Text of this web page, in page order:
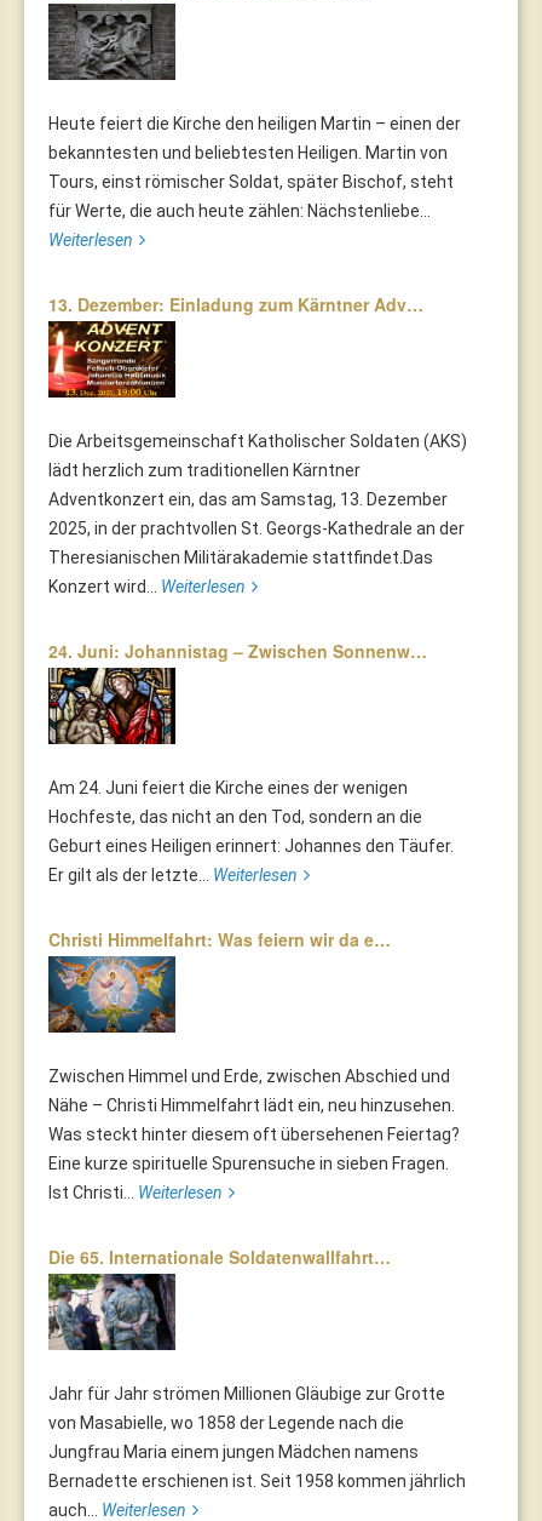
Heute feiert die Kirche den heiligen Martin – einen der
bekanntesten und beliebtesten Heiligen. Martin von
Tours, einst römischer Soldat, später Bischof, steht
für Werte, die auch heute zählen: Nächstenliebe...
Weiterlesen
13. Dezember: Einladung zum Kärntner Adv…
Die Arbeitsgemeinschaft Katholischer Soldaten (AKS)
lädt herzlich zum traditionellen Kärntner
Adventkonzert ein, das am Samstag, 13. Dezember
2025, in der prachtvollen St. Georgs-Kathedrale an der
Theresianischen Militärakademie stattfindet.Das
Konzert wird... Weiterlesen
24. Juni: Johannistag – Zwischen Sonnenw…
Am 24. Juni feiert die Kirche eines der wenigen
Hochfeste, das nicht an den Tod, sondern an die
Geburt eines Heiligen erinnert: Johannes den Täufer.
Er gilt als der letzte... Weiterlesen
Christi Himmelfahrt: Was feiern wir da e…
Zwischen Himmel und Erde, zwischen Abschied und
Nähe – Christi Himmelfahrt lädt ein, neu hinzusehen.
Was steckt hinter diesem oft übersehenen Feiertag?
Eine kurze spirituelle Spurensuche in sieben Fragen.
Ist Christi... Weiterlesen
Die 65. Internationale Soldatenwallfahrt…
Jahr für Jahr strömen Millionen Gläubige zur Grotte
von Masabielle, wo 1858 der Legende nach die
Jungfrau Maria einem jungen Mädchen namens
Bernadette erschienen ist. Seit 1958 kommen jährlich
auch... Weiterlesen